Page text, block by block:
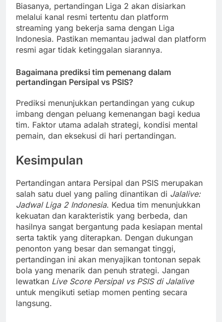
Biasanya, pertandingan Liga 2 akan disiarkan
melalui kanal resmi tertentu dan platform
streaming yang bekerja sama dengan Liga
Indonesia. Pastikan memantau jadwal dan platform
resmi agar tidak ketinggalan siarannya.
Bagaimana prediksi tim pemenang dalam
pertandingan Persipal vs PSIS?
Prediksi menunjukkan pertandingan yang cukup
imbang dengan peluang kemenangan bagi kedua
tim. Faktor utama adalah strategi, kondisi mental
pemain, dan eksekusi di hari pertandingan.
Kesimpulan
Pertandingan antara Persipal dan PSIS merupakan
salah satu duel yang paling dinantikan di Jalalive:
Jadwal Liga 2 Indonesia. Kedua tim menunjukkan
kekuatan dan karakteristik yang berbeda, dan
hasilnya sangat bergantung pada kesiapan mental
serta taktik yang diterapkan. Dengan dukungan
penonton yang besar dan semangat tinggi,
pertandingan ini akan menyajikan tontonan sepak
bola yang menarik dan penuh strategi. Jangan
lewatkan Live Score Persipal vs PSIS di Jalalive
untuk mengikuti setiap momen penting secara
langsung.